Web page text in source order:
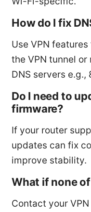
How do I fix
Use VPN
the VPN tunnel
DNS servers e.g.,
Do I need to
firmware?
If your router
updates can fix
improve stability.
What if none
Contact your